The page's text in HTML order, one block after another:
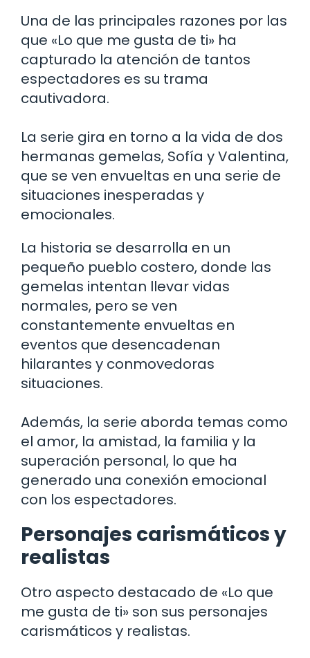
Una de las principales razones por las
que «Lo que me gusta de ti» ha
capturado la atención de tantos
espectadores es su trama
cautivadora.
La serie gira en torno a la vida de dos
hermanas gemelas, Sofía y Valentina,
que se ven envueltas en una serie de
situaciones inesperadas y
emocionales.
La historia se desarrolla en un
pequeño pueblo costero, donde las
gemelas intentan llevar vidas
normales, pero se ven
constantemente envueltas en
eventos que desencadenan
hilarantes y conmovedoras
situaciones.
Además, la serie aborda temas como
el amor, la amistad, la familia y la
superación personal, lo que ha
generado una conexión emocional
con los espectadores.
Personajes carismáticos y
realistas
Otro aspecto destacado de «Lo que
me gusta de ti» son sus personajes
carismáticos y realistas.